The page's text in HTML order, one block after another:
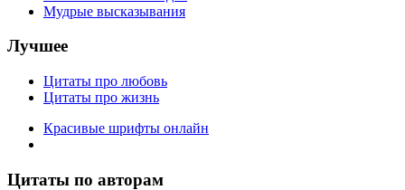
Мудрые высказывания
Лучшее
Цитаты про любовь
Цитаты про жизнь
Красивые шрифты онлайн
Цитаты по авторам